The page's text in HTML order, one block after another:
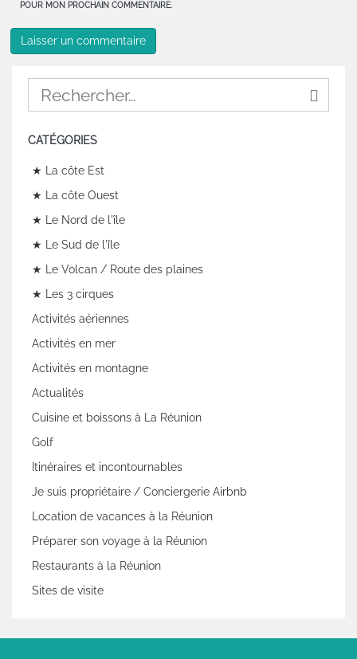
POUR MON PROCHAIN COMMENTAIRE.
CATÉGORIES
★ La côte Est
★ La côte Ouest
★ Le Nord de l'île
★ Le Sud de l'île
★ Le Volcan / Route des plaines
★ Les 3 cirques
Activités aériennes
Activités en mer
Activités en montagne
Actualités
Cuisine et boissons à La Réunion
Golf
Itinéraires et incontournables
Je suis propriétaire / Conciergerie Airbnb
Location de vacances à la Réunion
Préparer son voyage à la Réunion
Restaurants à la Réunion
Sites de visite